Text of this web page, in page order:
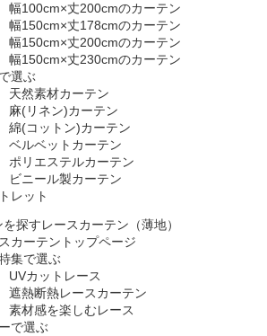
幅100cm×丈200cmのカーテン
幅150cm×丈178cmのカーテン
幅150cm×丈200cmのカーテン
幅150cm×丈230cmのカーテン
選ぶ
天然素材カーテン
麻(リネン)カーテン
綿(コットン)カーテン
ベルベットカーテン
ポリエステルカーテン
ビニール製カーテン
レット
レースカーテン（薄地）
カーテントップページ
集で選ぶ
UVカットレース
遮熱断熱レースカーテン
素材感を楽しむレース
で選ぶ